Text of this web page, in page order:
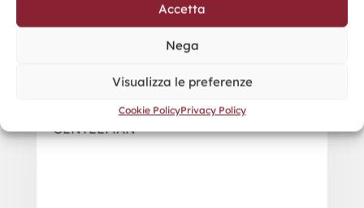
Accetta
Nega
Visualizza le preferenze
Cookie PolicyPrivacy Policy
GENTLEMAN